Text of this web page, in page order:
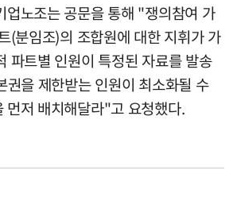
업노조는 공문을 통해 "쟁의참여 가
(분임조)의 조합원에 대한 지휘가 가
파트별 인원이 특정된 자료를 발송
을 제한받는 인원이 최소화될 수
먼저 배치해달라"고 요청했다.